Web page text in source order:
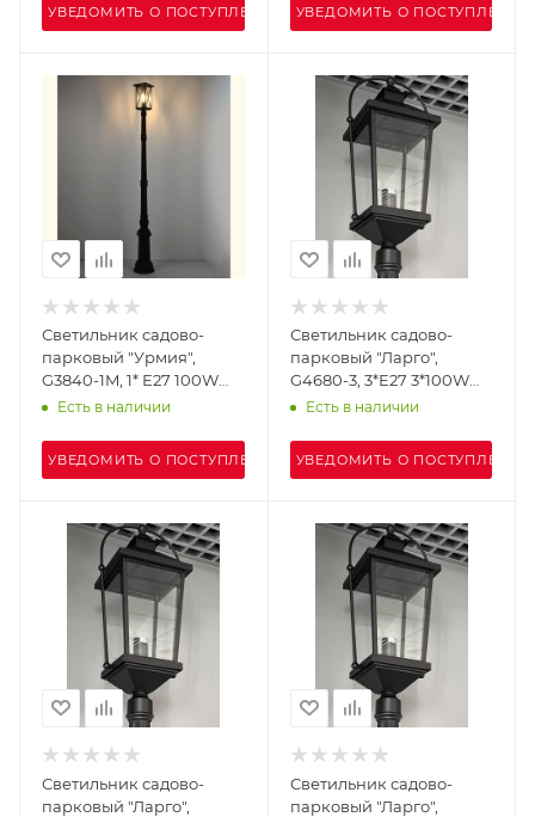
УВЕДОМИТЬ О ПОСТУПЛЕНИИ УВЕДОМИТЬ О ПОСТУПЛЕНИИ
Светильник садово-
парковый "Урмия",
G3840-1M, 1* Е27 100W
IP44 h=2.35m, черный
Есть в наличии
УВЕДОМИТЬ О ПОСТУПЛЕНИИ
Светильник садово-
парковый "Ларго",
G4680-3, 3*Е27 3*100W
IP44 h=2.9m, черный
Есть в наличии
УВЕДОМИТЬ О ПОСТУПЛЕНИИ
Светильник садово-
парковый "Ларго",
Светильник садово-
парковый "Ларго",